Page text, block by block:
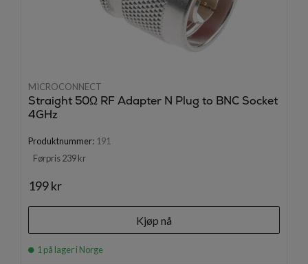
MICROCONNECT
Straight 50Ω RF Adapter N Plug to BNC Socket
4GHz
Produktnummer: 191
Førpris 239 kr
199 kr
Kjøp nå
1 på lager i Norge